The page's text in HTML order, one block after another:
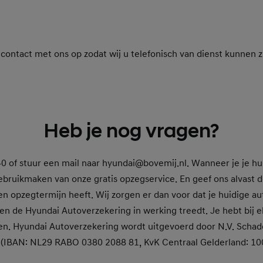
met ons op zodat wij u telefonisch van dienst kunnen
Heb je nog vragen?
of stuur een mail naar hyundai@bovemij.nl. Wanneer je je
van onze gratis opzegservice. En geef ons alvast
opzegtermijn heeft. Wij zorgen er dan voor dat je huidige
de Hyundai Autoverzekering in werking treedt. Je hebt bij
Hyundai Autoverzekering wordt uitgevoerd door N.V.
NL29 RABO 0380 2088 81, KvK Centraal Gelderland: